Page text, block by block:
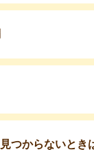
見つからないとき